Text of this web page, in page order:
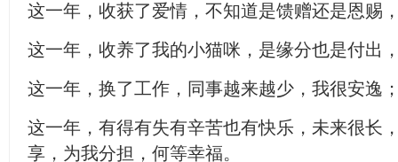
这一年，收获了爱情，不知道是馈赠还是恩赐
这一年，收养了我的小猫咪，是缘分也是付出
这一年，换了工作，同事越来越少，我很安逸
这一年，有得有失有辛苦也有快乐，未来很长
享，为我分担，何等幸福。